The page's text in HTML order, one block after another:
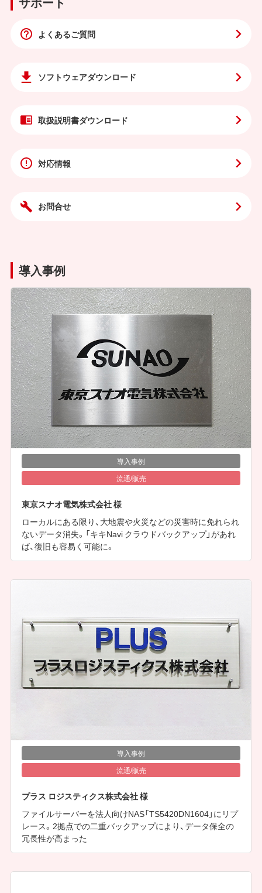
よくあるご質問
ソフトウェアダウンロード
取扱説明書ダウンロード
対応情報
お問合せ
導入事例
導入事例
流通/販売
東京スナオ電気株式会社 様
ローカルにある限り、大地震や火災などの災害時に免れられ
ないデータ消失。「キキNavi クラウドバックアップ」があれ
ば、復旧も容易く可能に。
導入事例
流通/販売
プラス ロジスティクス株式会社 様
ファイルサーバーを法人向けNAS「TS5420DN1604」にリプ
レース。2拠点での二重バックアップにより、データ保全の
冗長性が高まった